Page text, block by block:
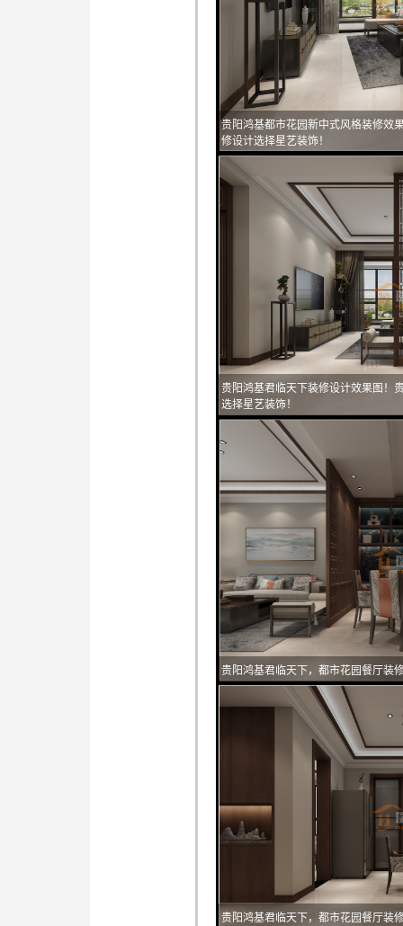
贵阳鸿基都市花园新中式风格装修效
修设计选择星艺装饰！
贵阳鸿基君临天下装修设计效果图！
选择星艺装饰！
贵阳鸿基君临天下，都市花园餐厅装
贵阳鸿基君临天下，都市花园餐厅装